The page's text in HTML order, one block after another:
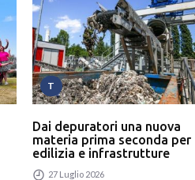
T
Dai depuratori una nuova
materia prima seconda per
edilizia e infrastrutture
27 Luglio 2026